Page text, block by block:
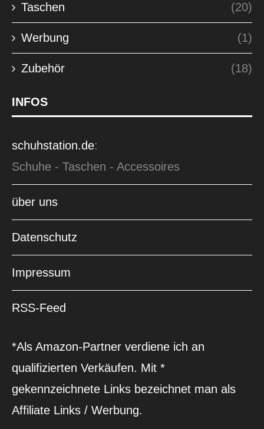
Taschen (20)
Werbung (1)
Zubehör (18)
INFOS
schuhstation.de:
Schuhe - Taschen - Accessoires
über uns
Datenschutz
Impressum
RSS-Feed
*Als Amazon-Partner verdiene ich an
qualifizierten Verkäufen. Mit *
gekennzeichnete Links bezeichnet man als
Affiliate Links / Werbung.